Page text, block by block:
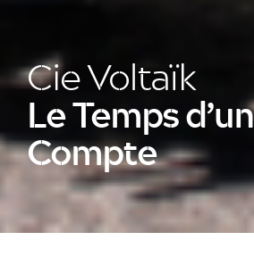
Cie Voltaïk
Le Temps d’un
Compte